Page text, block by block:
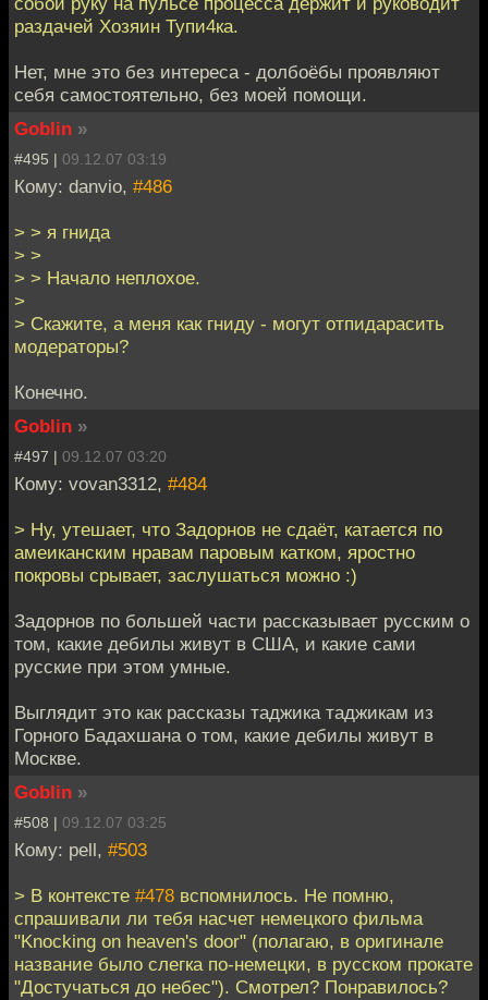
раздачей Хозяин Тупи4ка.
Нет, мне это без интереса - долбоёбы проявляют
себя самостоятельно, без моей помощи.
Goblin »
#495 | 09.12.07 03:19
Кому: danvio, #486
> > я гнида
> >
> > Начало неплохое.
>
> Скажите, а меня как гниду - могут отпидарасить
модераторы?
Конечно.
Goblin »
#497 | 09.12.07 03:20
Кому: vovan3312, #484
> Ну, утешает, что Задорнов не сдаёт, катается по
амеиканским нравам паровым катком, яростно
покровы срывает, заслушаться можно :)
Задорнов по большей части рассказывает русским о
том, какие дебилы живут в США, и какие сами
русские при этом умные.
Выглядит это как рассказы таджика таджикам из
Горного Бадахшана о том, какие дебилы живут в
Москве.
Goblin »
#508 | 09.12.07 03:25
Кому: pell, #503
> В контексте #478 вспомнилось. Не помню,
спрашивали ли тебя насчет немецкого фильма
"Knocking on heaven's door" (полагаю, в оригинале
название было слегка по-немецки, в русском прокате
"Достучаться до небес"). Смотрел? Понравилось?